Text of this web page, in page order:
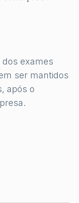
exames
ser mantidos
após o